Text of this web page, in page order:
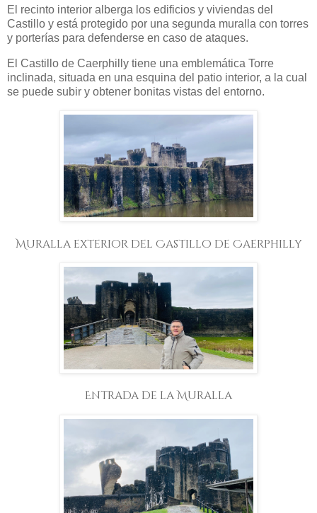
El recinto interior alberga los edificios y viviendas del
Castillo y está protegido por una segunda muralla con torres
y porterías para defenderse en caso de ataques.
El Castillo de Caerphilly tiene una emblemática Torre
inclinada, situada en una esquina del patio interior, a la cual
se puede subir y obtener bonitas vistas del entorno.
Muralla exterior del Castillo de Caerphilly
Entrada de la Muralla